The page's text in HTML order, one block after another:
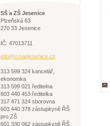
SŠ a ZŠ Jesenice
Plzeňská 63
270 33 Jesenice
IČ: 47013711
info@zmapjesenice.cz
313 599 324 kancelář,
ekonomka
313 599 021 ředitelna
603 440 453 ředitelka
317 471 324 sborovna
603 440 378 zástupkyně ŘŠ
pro ZŠ
601 330 062 zástupkyně ŘŠ